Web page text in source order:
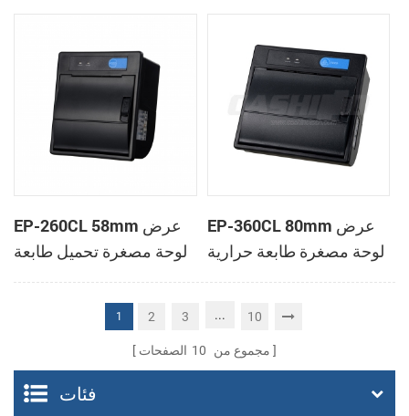
EP-260CL 58mm عرض
لوحة مصغرة تحميل طابعة
حرارية مع لصناعة
السيارات في القاطع
EP-360CL 80mm عرض
لوحة مصغرة طابعة حرارية
مع لصناعة السيارات في
1 2 3 ... 10
مجموع من 10 الصفحات
فئات